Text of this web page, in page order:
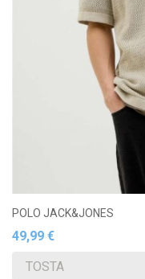
POLO JACK&JONES
49,99 €